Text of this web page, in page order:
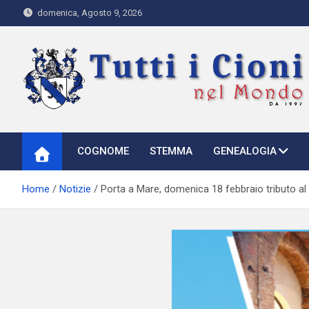
to
domenica, Agosto 9, 2026
Tutti i Cioni nel Mondo
COGNOME STEMMA GENEALOGIA
Home Notizie Porta a Mare, domenica 18 febbraio tributo al